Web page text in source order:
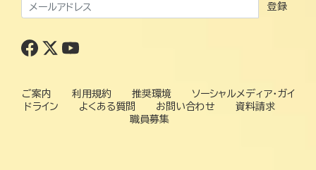
登録
ご案内 利用規約 推奨環境
ソーシャルメディア・ガイ
ドライン
よくある質問 お問い合わせ
資料請求
職員募集